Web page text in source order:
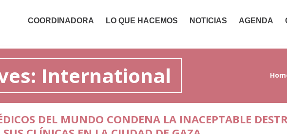
COORDINADORA LO QUE HACEMOS NOTICIAS AGENDA
International
DEL MUNDO CONDENA LA INACEPTABLE